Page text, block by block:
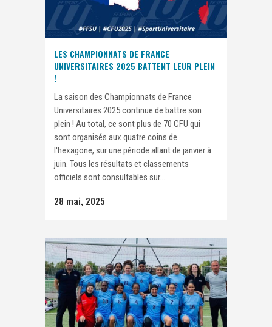
LES CHAMPIONNATS DE FRANCE
UNIVERSITAIRES 2025 BATTENT LEUR PLEIN
!
La saison des Championnats de France
Universitaires 2025 continue de battre son
plein ! Au total, ce sont plus de 70 CFU qui
sont organisés aux quatre coins de
l'hexagone, sur une période allant de janvier à
juin. Tous les résultats et classements
officiels sont consultables sur...
28 mai, 2025